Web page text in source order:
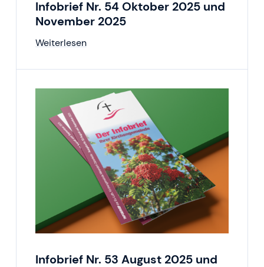
Infobrief Nr. 54 Oktober 2025 und
November 2025
Weiterlesen
Infobrief Nr. 53 August 2025 und